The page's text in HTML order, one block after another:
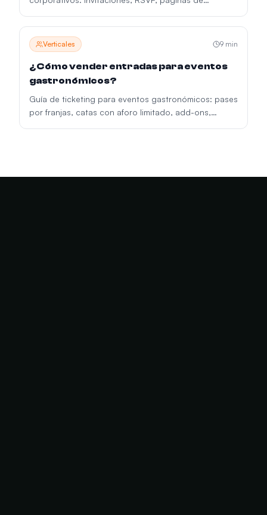
evento.
Verticales 9 min
¿Cómo vender entradas para eventos
gastronómicos?
Guía de ticketing para eventos gastronómicos: pases
por franjas, catas con aforo limitado, add-ons,